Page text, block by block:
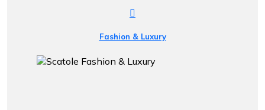
Fashion & Luxury